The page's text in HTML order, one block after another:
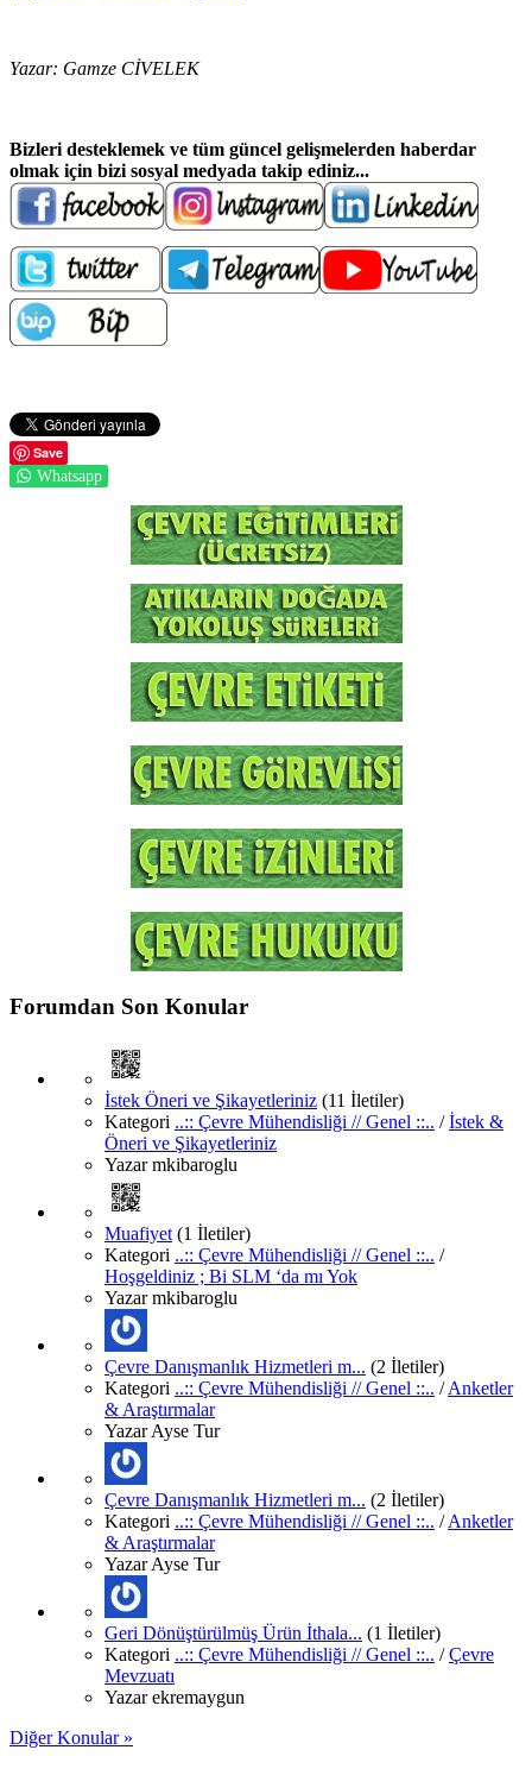
Yazar: Gamze CİVELEK
Bizleri desteklemek ve tüm güncel gelişmelerden haberdar
olmak için bizi sosyal medyada takip ediniz...
Save
Whatsapp
Forumdan Son Konular
İstek Öneri ve Şikayetleriniz (11 İletiler)
Kategori ..:: Çevre Mühendisliği // Genel ::.. /İstek &
Öneri ve Şikayetleriniz
Yazarmkibaroglu
Muafiyet (1 İletiler)
Kategori ..:: Çevre Mühendisliği // Genel ::.. /
Hoşgeldiniz ; Bi SLM ‘da mı Yok
Yazarmkibaroglu
Çevre Danışmanlık Hizmetleri m... (2 İletiler)
Kategori ..:: Çevre Mühendisliği // Genel ::.. /Anketler
& Araştırmalar
YazarAyse Tur
Çevre Danışmanlık Hizmetleri m... (2 İletiler)
Kategori ..:: Çevre Mühendisliği // Genel ::.. /Anketler
& Araştırmalar
YazarAyse Tur
Geri Dönüştürülmüş Ürün İthala... (1 İletiler)
Kategori ..:: Çevre Mühendisliği // Genel ::.. /Çevre
Mevzuatı
Yazarekremaygun
Diğer Konular »